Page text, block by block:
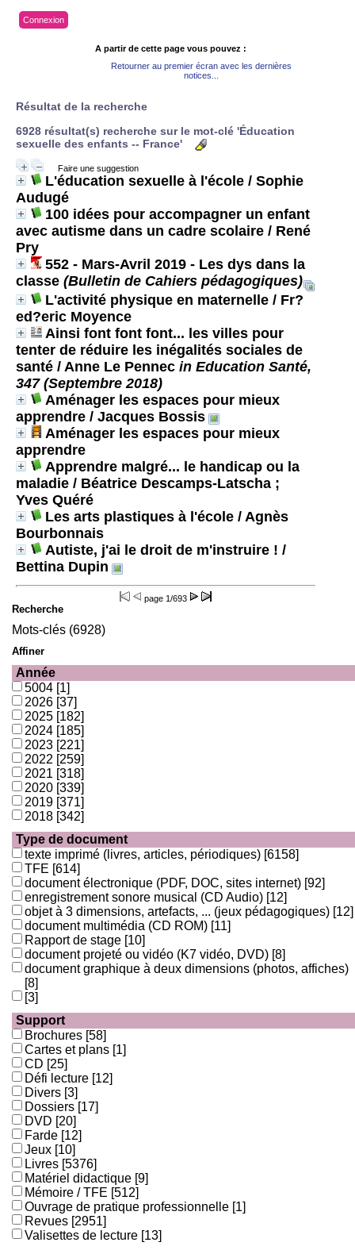
Connexion
A partir de cette page vous pouvez :
Retourner au premier écran avec les dernières
notices...
Résultat de la recherche
6928 résultat(s) recherche sur le mot-clé 'Éducation
sexuelle des enfants -- France'
Faire une suggestion
L'éducation sexuelle à l'école / Sophie
Audugé
100 idées pour accompagner un enfant
avec autisme dans un cadre scolaire / René
Pry
552 - Mars-Avril 2019 - Les dys dans la
classe (Bulletin de Cahiers pédagogiques)
L'activité physique en maternelle / Fr?
ed?eric Moyence
Ainsi font font font... les villes pour
tenter de réduire les inégalités sociales de
santé / Anne Le Pennec in Education Santé,
347 (Septembre 2018)
Aménager les espaces pour mieux
apprendre / Jacques Bossis
Aménager les espaces pour mieux
apprendre
Apprendre malgré... le handicap ou la
maladie / Béatrice Descamps-Latscha ;
Yves Quéré
Les arts plastiques à l'école / Agnès
Bourbonnais
Autiste, j'ai le droit de m'instruire ! /
Bettina Dupin
page 1/693
Recherche
Mots-clés (6928)
Affiner
Année
5004 [1]
2026 [37]
2025 [182]
2024 [185]
2023 [221]
2022 [259]
2021 [318]
2020 [339]
2019 [371]
2018 [342]
Type de document
texte imprimé (livres, articles, périodiques) [6158]
TFE [614]
document électronique (PDF, DOC, sites internet) [92]
enregistrement sonore musical (CD Audio) [12]
objet à 3 dimensions, artefacts, ... (jeux pédagogiques) [12]
document multimédia (CD ROM) [11]
Rapport de stage [10]
document projeté ou vidéo (K7 vidéo, DVD) [8]
document graphique à deux dimensions (photos, affiches)
[8]
[3]
Support
Brochures [58]
Cartes et plans [1]
CD [25]
Défi lecture [12]
Divers [3]
Dossiers [17]
DVD [20]
Farde [12]
Jeux [10]
Livres [5376]
Matériel didactique [9]
Mémoire / TFE [512]
Ouvrage de pratique professionnelle [1]
Revues [2951]
Valisettes de lecture [13]